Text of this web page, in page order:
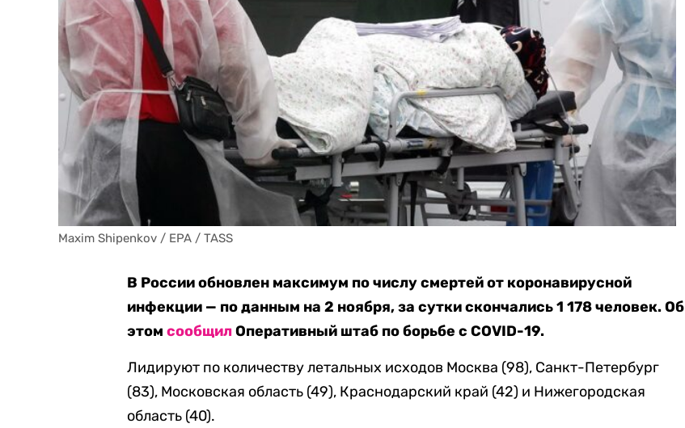
Maxim Shipenkov / EPA / TASS
В России обновлен максимум по числу смертей от коронавирусной
инфекции — по данным на 2 ноября, за сутки скончались 1 178 человек. Об
этомсообщилОперативный штаб по борьбе с COVID-19.
Лидируют по количеству летальных исходов Москва (98), Санкт-Петербург
(83), Московская область (49), Краснодарский край (42) и Нижегородская
область (40).